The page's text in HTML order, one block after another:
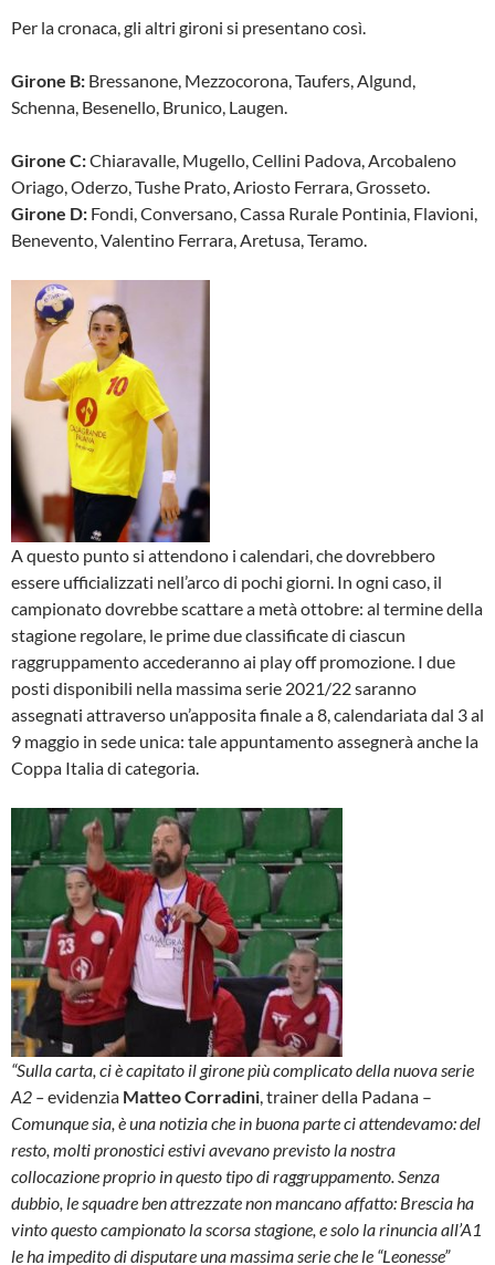
Per la cronaca, gli altri gironi si presentano così.
Girone B: Bressanone, Mezzocorona, Taufers, Algund,
Schenna, Besenello, Brunico, Laugen.
Girone C:Chiaravalle, Mugello, Cellini Padova, Arcobaleno
Oriago, Oderzo, Tushe Prato, Ariosto Ferrara, Grosseto.
Girone D: Fondi, Conversano, Cassa Rurale Pontinia, Flavioni,
Benevento, Valentino Ferrara, Aretusa, Teramo.
A questo punto si attendono i calendari, che dovrebbero
essere ufficializzati nell’arco di pochi giorni. In ogni caso, il
campionato dovrebbe scattare a metà ottobre: al termine della
stagione regolare, le prime due classificate di ciascun
raggruppamento accederanno ai play off promozione. I due
posti disponibili nella massima serie 2021/22 saranno
assegnati attraverso un’apposita finale a 8, calendariata dal 3 al
9 maggio in sede unica: tale appuntamento assegnerà anche la
Coppa Italia di categoria.
“Sulla carta, ci è capitato il girone più complicato della nuova serie
A2 –evidenzia Matteo Corradini , trainer della Padana –
Comunque sia, è una notizia che in buona parte ci attendevamo: del
resto, molti pronostici estivi avevano previsto la nostra
collocazione proprio in questo tipo di raggruppamento. Senza
dubbio, le squadre ben attrezzate non mancano affatto: Brescia ha
vinto questo campionato la scorsa stagione, e solo la rinuncia all’A1
le ha impedito di disputare una massima serie che le “Leonesse”